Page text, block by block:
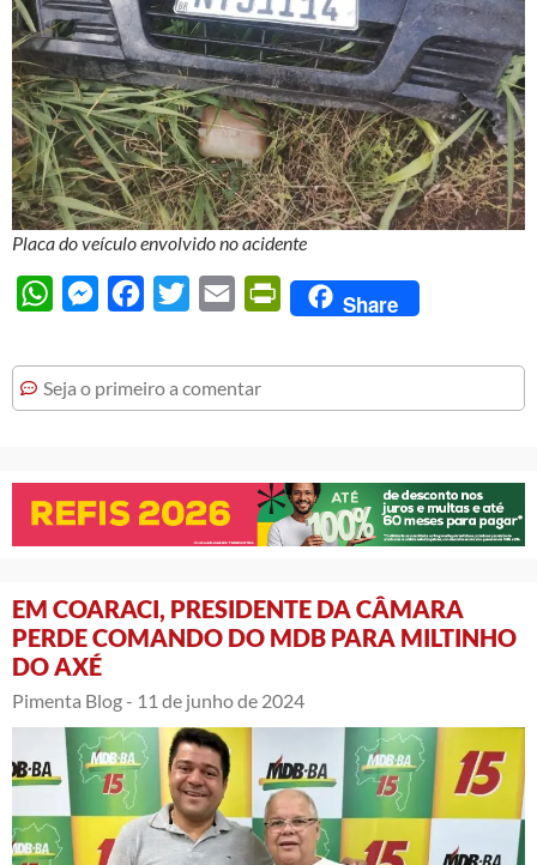
Placa do veículo envolvido no acidente
WhatsAppMessengerFacebook
Twitter Email PrintFriendly
Share
Seja o primeiro a comentar
EM COARACI, PRESIDENTE DA CÂMARA
PERDE COMANDO DO MDB PARA MILTINHO
DO AXÉ
Pimenta Blog - 11 de junho de 2024